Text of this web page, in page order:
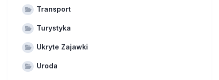
Transport
Turystyka
Ukryte Zajawki
Uroda